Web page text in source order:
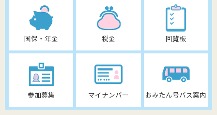
国保・年金 税金 回覧板
参加募集 マイナンバー おみたん号バス案内